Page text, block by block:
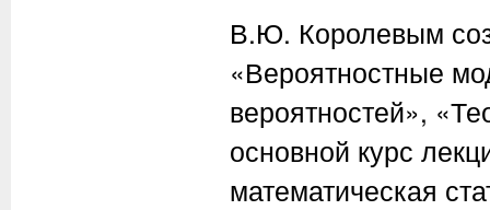
В.Ю. Королевым
«Вероятностные
вероятностей»,
основной курс
математическая